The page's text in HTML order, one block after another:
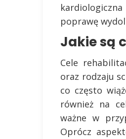
poprawę
Jakie są
Cele
oraz rodzaju
co często
również na
ważne w
Oprócz